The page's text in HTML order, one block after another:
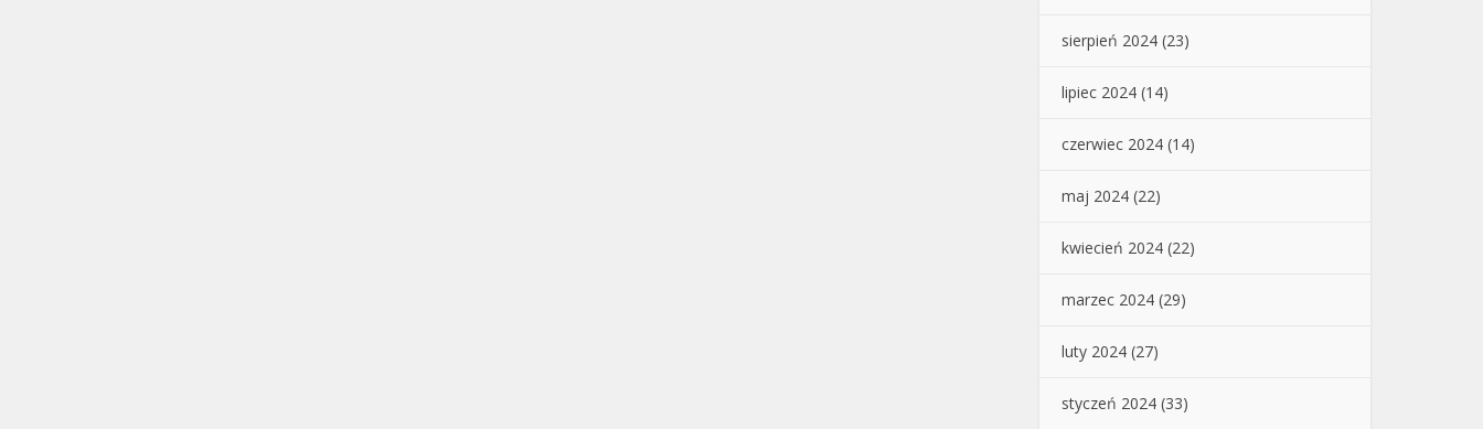
sierpień 2024 (23)
lipiec 2024 (14)
czerwiec 2024 (14)
maj 2024 (22)
kwiecień 2024 (22)
marzec 2024 (29)
luty 2024 (27)
styczeń 2024 (33)